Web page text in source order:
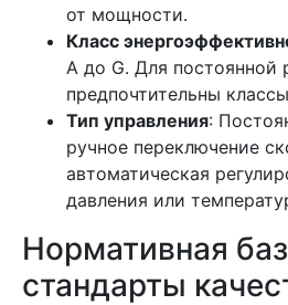
от мощности.
Класс
A до G. Для постоянной
предпочтительны
Тип управления:
ручное переключение
автоматическая
давления или
Нормативная
стандарты